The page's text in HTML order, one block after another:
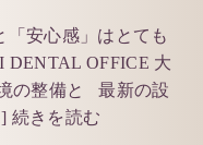
「安心感」はとても
OFFICE 大
の整備と 最新の設
続きを読む